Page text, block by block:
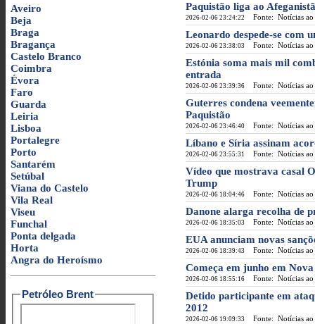
Aveiro
Beja
Braga
Bragança
Castelo Branco
Coimbra
Évora
Faro
Guarda
Leiria
Lisboa
Portalegre
Porto
Santarém
Setúbal
Viana do Castelo
Vila Real
Viseu
Funchal
Ponta delgada
Horta
Angra do Heroísmo
Petróleo Brent
Paquistão liga ao
2026-02-06 23:24:22 Fonte: Notícias
Leonardo despede-se com
2026-02-06 23:38:03 Fonte: Notícias
Estónia soma mais mil
entrada
2026-02-06 23:39:36 Fonte: Notícias
Guterres condena
Paquistão
2026-02-06 23:46:40 Fonte: Notícias
Líbano e Síria assinam
2026-02-06 23:55:31 Fonte: Notícias
Vídeo que mostrava casal
Trump
2026-02-06 18:04:46 Fonte: Notícias
Danone alarga recolha de
2026-02-06 18:35:03 Fonte: Notícias
EUA anunciam novas
2026-02-06 18:39:43 Fonte: Notícias
Começa em junho em
2026-02-06 18:55:16 Fonte: Notícias
Detido participante em
2012
2026-02-06 19:09:33 Fonte: Notícias